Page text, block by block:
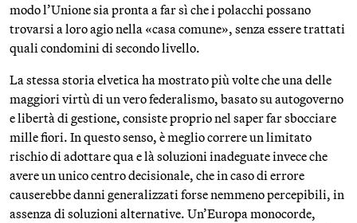
modo l’Unione sia pronta a far sì che i polacchi possano
trovarsi a loro agio nella «casa comune», senza essere trattati
quali condomini di secondo livello.
La stessa storia elvetica ha mostrato più volte che una delle
maggiori virtù di un vero federalismo, basato su autogoverno
e libertà di gestione, consiste proprio nel saper far sbocciare
mille fiori. In questo senso, è meglio correre un limitato
rischio di adottare qua e là soluzioni inadeguate invece che
avere un unico centro decisionale, che in caso di errore
causerebbe danni generalizzati forse nemmeno percepibili, in
assenza di soluzioni alternative. Un’Europa monocorde,